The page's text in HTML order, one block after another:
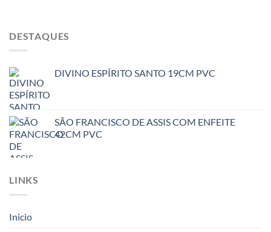
DESTAQUES
DIVINO ESPÍRITO SANTO 19CM PVC
SÃO FRANCISCO DE ASSIS COM ENFEITE
42CM PVC
LINKS
Inicio